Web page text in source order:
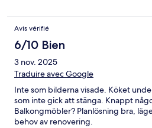
Avis vérifié
6/10 Bien
3 nov. 2025
Traduire avec Google
Inte som bilderna visade. Köket
som inte gick att stänga. Knappt
Balkongmöbler? Planlösning bra,
behov av renovering.